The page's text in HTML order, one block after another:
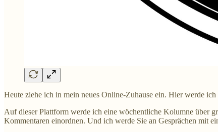
Heute ziehe ich in mein neues Online-Zuhause ein. Hier werde
Auf dieser Plattform werde ich eine wöchentliche Kolumne über
Kommentaren einordnen. Und ich werde Sie an Gesprächen mit